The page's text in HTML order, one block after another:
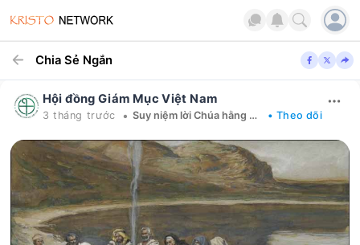
Chia Sẻ Ngắn
Hội đồng Giám Mục Việt Nam
3 tháng trước • Suy niệm lời Chúa hằng ngày • Theo dõi